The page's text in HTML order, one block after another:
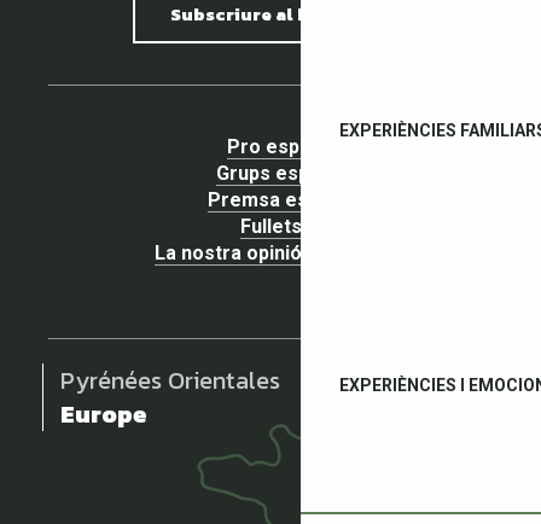
EXPERIÈNCIES
EXPERIÈNCIES I
Subscriure al butlletí
Pro espai
Grups espai
Premsa espai
Fullets
La nostra opinió importa !
Pyrénées Orientales
Europe